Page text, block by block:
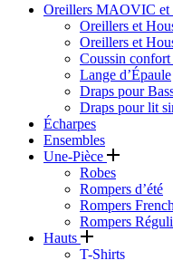
Oreillers MAOVIC et
Oreillers et
Oreillers et
Coussin
Lange d’Épaule
Draps pour
Draps pour lit
Écharpes
Ensembles
Une-Pièce
Robes
Rompers d’été
Rompers
Rompers
Hauts
T-Shirts